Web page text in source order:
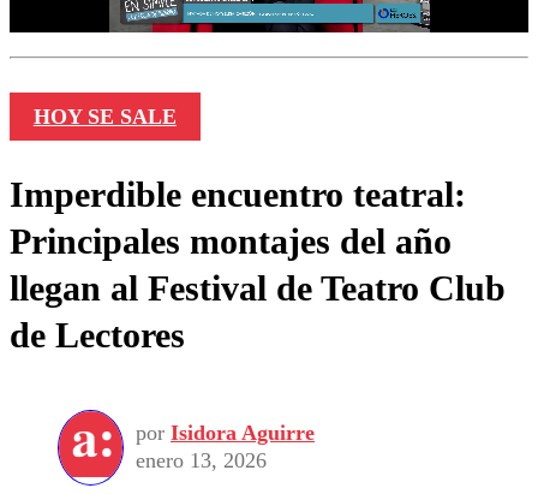
HOY SE SALE
Imperdible encuentro teatral:
Principales montajes del año
llegan al Festival de Teatro Club
de Lectores
por Isidora Aguirre
enero 13, 2026